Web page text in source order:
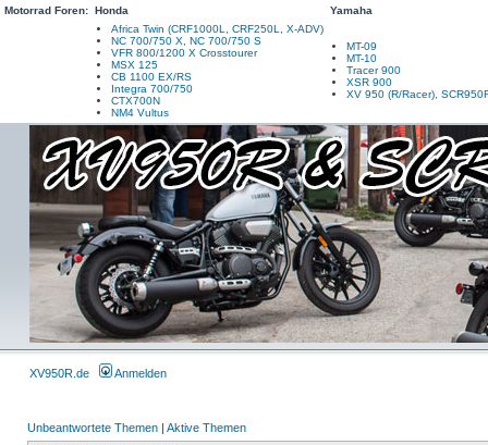
Motorrad Foren: Honda
Yamaha
Africa Twin (CRF1000L, CRF250L, X-ADV)
NC 700/750 X, NC 700/750 S
VFR 800/1200 X Crosstourer
MSX 125
CB 1100 EX/RS
Integra 700/750
CTX700N
NM4 Vultus
MT-09
MT-10
Tracer 900
XSR 900
XV 950 (R/Racer),
XV950R.de Anmelden
Unbeantwortete Themen | Aktive Themen